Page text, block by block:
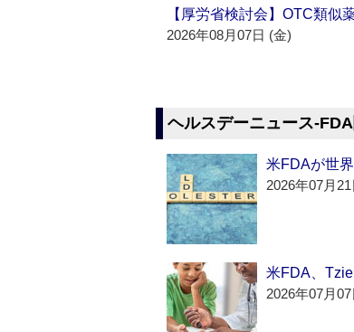
【厚労省検討会】OTC類似
2026年08月07日 (金)
ヘルスデーニュース
米FDAが世
2026年07月
米FDA、
2026年07月